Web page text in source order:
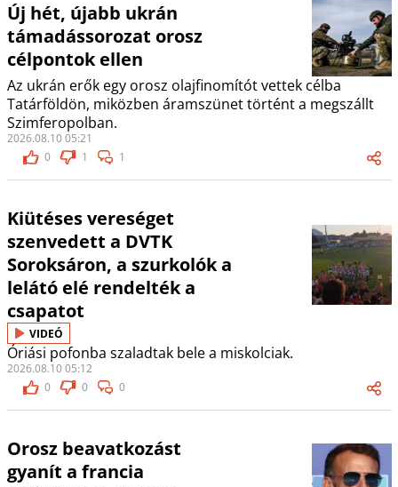
Új hét, újabb ukrán
támadássorozat orosz
célpontok ellen
Az ukrán erők egy orosz olajfinomítót vettek célba
Tatárföldön, miközben áramszünet történt a megszállt
Szimferopolban.
2026.08.10 05:21
0
1 1
Kiütéses vereséget
szenvedett a DVTK
Soroksáron, a szurkolók a
lelátó elé rendelték a
csapatot
VIDEÓ
Óriási pofonba szaladtak bele a miskolciak.
2026.08.10 05:12
0
0 0
Orosz beavatkozást
gyanít a francia